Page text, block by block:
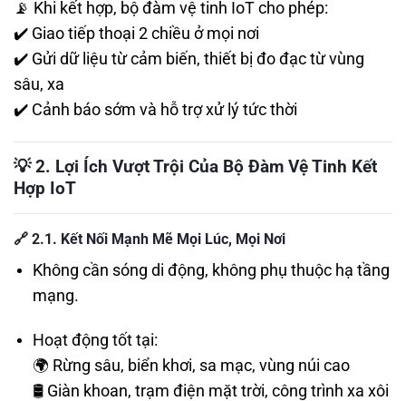
📡 Khi kết hợp, bộ đàm vệ tinh IoT cho phép:
✔️ Giao tiếp thoại 2 chiều ở mọi nơi
✔️ Gửi dữ liệu từ cảm biến, thiết bị đo đạc từ vùng
sâu, xa
✔️ Cảnh báo sớm và hỗ trợ xử lý tức thời
💡2. Lợi Ích Vượt Trội Của Bộ Đàm Vệ Tinh Kết
Hợp IoT
🔗 2.1. Kết Nối Mạnh Mẽ Mọi Lúc, Mọi Nơi
Không cần sóng di động, không phụ thuộc hạ tầng
mạng.
Hoạt động tốt tại:
🌍 Rừng sâu, biển khơi, sa mạc, vùng núi cao
🛢️ Giàn khoan, trạm điện mặt trời, công trình xa xôi